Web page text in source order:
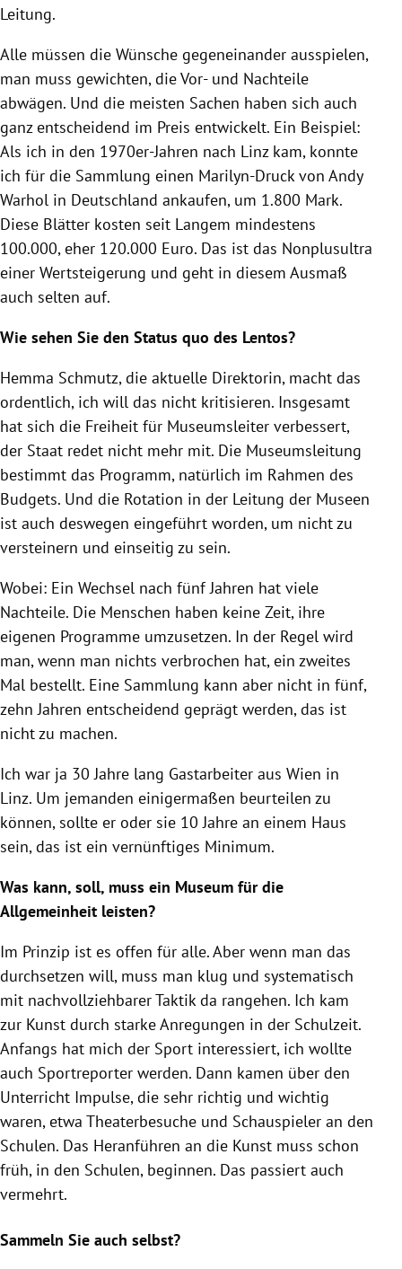
Leitung.
Alle müssen die Wünsche gegeneinander ausspielen,
man muss gewichten, die Vor- und Nachteile
abwägen. Und die meisten Sachen haben sich auch
ganz entscheidend im Preis entwickelt. Ein Beispiel:
Als ich in den 1970er-Jahren nach Linz kam, konnte
ich für die Sammlung einen Marilyn-Druck von Andy
Warhol in Deutschland ankaufen, um 1.800 Mark.
Diese Blätter kosten seit Langem mindestens
100.000, eher 120.000 Euro. Das ist das Nonplusultra
einer Wertsteigerung und geht in diesem Ausmaß
auch selten auf.
Wie sehen Sie den Status quo des Lentos?
Hemma Schmutz, die aktuelle Direktorin, macht das
ordentlich, ich will das nicht kritisieren. Insgesamt
hat sich die Freiheit für Museumsleiter verbessert,
der Staat redet nicht mehr mit. Die Museumsleitung
bestimmt das Programm, natürlich im Rahmen des
Budgets. Und die Rotation in der Leitung der Museen
ist auch deswegen eingeführt worden, um nicht zu
versteinern und einseitig zu sein.
Wobei: Ein Wechsel nach fünf Jahren hat viele
Nachteile. Die Menschen haben keine Zeit, ihre
eigenen Programme umzusetzen. In der Regel wird
man, wenn man nichts verbrochen hat, ein zweites
Mal bestellt. Eine Sammlung kann aber nicht in fünf,
zehn Jahren entscheidend geprägt werden, das ist
nicht zu machen.
Ich war ja 30 Jahre lang Gastarbeiter aus Wien in
Linz. Um jemanden einigermaßen beurteilen zu
können, sollte er oder sie 10 Jahre an einem Haus
sein, das ist ein vernünftiges Minimum.
Was kann, soll, muss ein Museum für die
Allgemeinheit leisten?
Im Prinzip ist es offen für alle. Aber wenn man das
durchsetzen will, muss man klug und systematisch
mit nachvollziehbarer Taktik da rangehen. Ich kam
zur Kunst durch starke Anregungen in der Schulzeit.
Anfangs hat mich der Sport interessiert, ich wollte
auch Sportreporter werden. Dann kamen über den
Unterricht Impulse, die sehr richtig und wichtig
waren, etwa Theaterbesuche und Schauspieler an den
Schulen. Das Heranführen an die Kunst muss schon
früh, in den Schulen, beginnen. Das passiert auch
vermehrt.
Sammeln Sie auch selbst?